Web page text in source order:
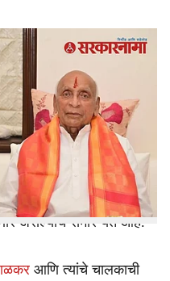
-Sarkarnama
हादरवणाऱ्या आणि गेल्या वीस
दुहेरी हत्याकांड
जून) लागला आहे.
माजी गृहमंत्री डॉ.
निर्दोष मुक्तता केली आहे.
करणाऱ्या सीबीआयसाठी
आता या निकालाविरोधात
असल्याचं समोर येत आहे.
आणि त्यांचे चालकाची